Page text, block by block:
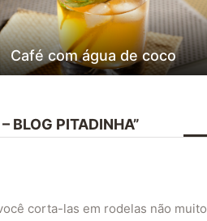
Café com água de coco
BLOG PITADINHA”
corta-las em rodelas não muito